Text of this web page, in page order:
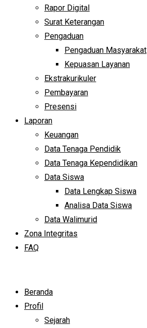
Rapor Digital
Surat Keterangan
Pengaduan
Pengaduan Masyarakat
Kepuasan Layanan
Ekstrakurikuler
Pembayaran
Presensi
Laporan
Keuangan
Data Tenaga Pendidik
Data Tenaga Kependidikan
Data Siswa
Data Lengkap Siswa
Analisa Data Siswa
Data Walimurid
Zona Integritas
FAQ
Beranda
Profil
Sejarah